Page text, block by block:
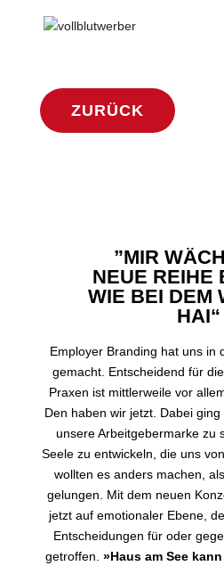
ZURÜCK
”MIR
NEUE REIHE
WIE BEI DEM
HAI“
Employer Branding hat uns in
gemacht. Entscheidend für
Praxen ist mittlerweile vor
Den haben wir jetzt. Dabei
unsere Arbeitgebermarke zu
Seele zu entwickeln, die uns
wollten es anders machen,
gelungen. Mit dem neuen
jetzt auf emotionaler Ebene,
Entscheidungen für oder
getroffen. »Haus am See